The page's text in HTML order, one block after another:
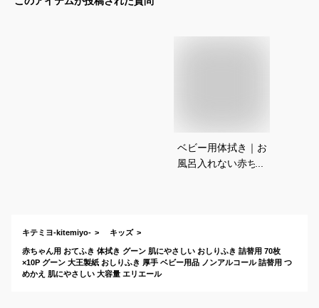
ベビー用体拭き｜お
風呂入れない赤ちゃ
キテミヨ-kitemiyo- キッズ
赤ちゃん用 おてふき 体拭き グーン 肌にやさしい おしりふき 詰替用 70枚
×10P グーン 大王製紙 おしりふき 厚手 ベビー用品 ノンアルコール 詰替用 つ
めかえ 肌にやさしい 大容量 エリエール